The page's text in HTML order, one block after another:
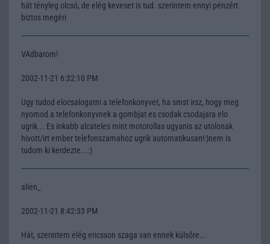
hát tényleg olcsó, de elég keveset is tud. szerintem ennyi pénzért
biztos megéri
VAdbarom!
2002-11-21 6:32:10 PM
Ugy tudod elocsalogatni a telefonkonyvet, ha smst irsz, hogy meg
nyomod a telefonkonyvnek a gombjat es csodak csodajara elo
ugrik... Es inkabb alcateles mint motorollas ugyanis az utolonak
hivott/irt ember telefonszamahoz ugrik automatikusan!:)nem is
tudom ki kerdezte...:)
alien_
2002-11-21 8:42:33 PM
Hát, szerintem elég ericsson szaga van ennek külsõre...